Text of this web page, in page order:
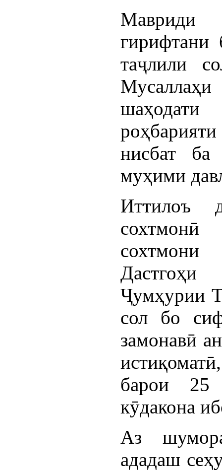
Мавриди
гирифтани
таҷлили
шаҳодати
нисбат ба
муҳими
Иттилоъ
Ҷумҳурии
сол бо
замонавӣ
барои 25
кӯдакона
Аз
ададаш